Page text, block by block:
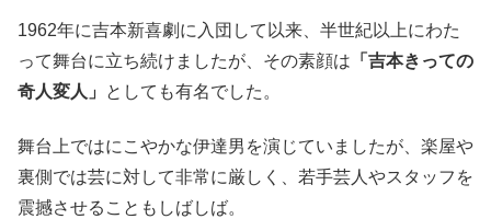
1962年に吉本新喜劇に入団して以来、半世紀以上にわた
って舞台に立ち続けましたが、その素顔は 「吉本きっての
奇人変人」
としても有名でした。
舞台上ではにこやかな伊達男を演じていましたが、楽屋や
裏側では芸に対して非常に厳しく、若手芸人やスタッフを
震撼させることもしばしば。